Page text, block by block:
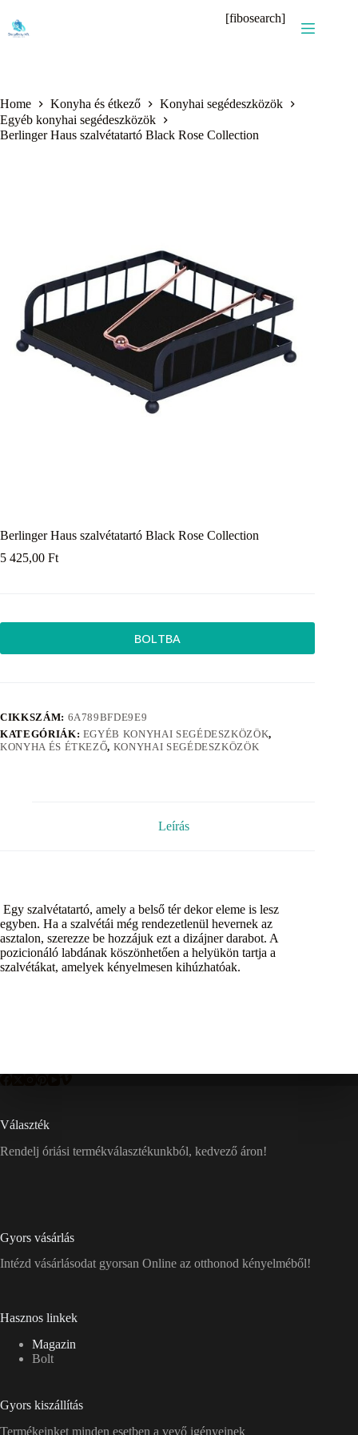
content
[fibosearch]
Home Konyha és étkező
Konyhai segédeszközök
Egyéb konyhai segédeszközök
Berlinger Haus szalvétatartó Black Rose Collection
Berlinger Haus szalvétatartó Black Rose Collection
5 425,00 Ft
BOLTBA
CIKKSZÁM: 6A789BFDE9E9
KATEGÓRIÁK: EGYÉB KONYHAI SEGÉDESZKÖZÖK,
KONYHA ÉS ÉTKEZŐ, KONYHAI SEGÉDESZKÖZÖK
Leírás
Egy szalvétatartó, amely a belső tér dekor eleme is lesz
egyben. Ha a szalvétái még rendezetlenül hevernek az
asztalon, szerezze be hozzájuk ezt a dizájner darabot. A
pozicionáló labdának köszönhetően a helyükön tartja a
szalvétákat, amelyek kényelmesen kihúzhatóak.
Választék
Rendelj óriási termékválasztékunkból, kedvező áron!
Gyors vásárlás
Intézd vásárlásodat gyorsan Online az otthonod kényelméből!
Hasznos linkek
Magazin
Bolt
Gyors kiszállítás
Termékeinket minden esetben a vevő igényeinek